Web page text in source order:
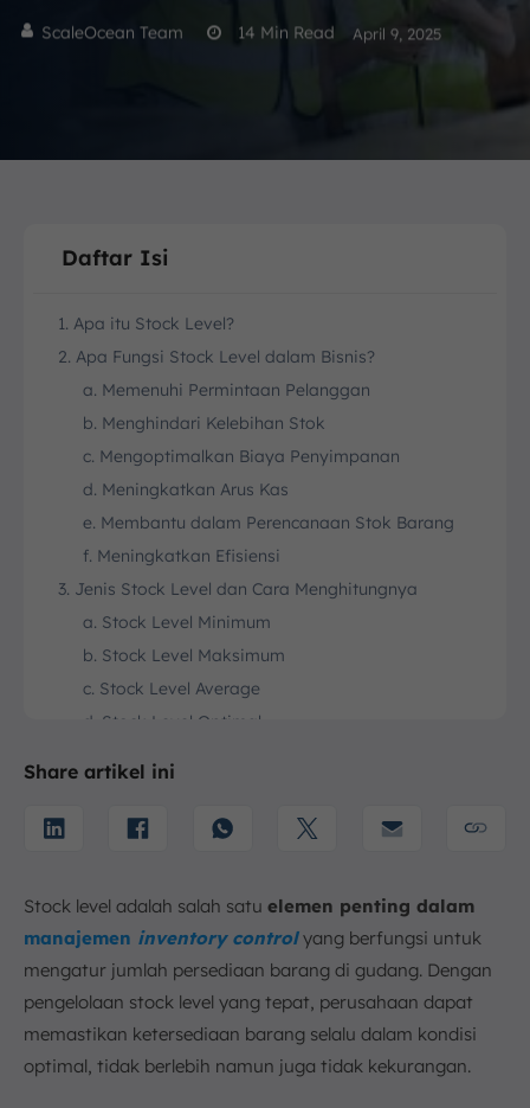
ScaleOcean Team 14 Min Read April 9, 2025
Daftar Isi
1. Apa itu Stock Level?
2. Apa Fungsi Stock Level dalam Bisnis?
a. Memenuhi Permintaan Pelanggan
b. Menghindari Kelebihan Stok
c. Mengoptimalkan Biaya Penyimpanan
d. Meningkatkan Arus Kas
e. Membantu dalam Perencanaan Stok Barang
f. Meningkatkan Efisiensi
3. Jenis Stock Level dan Cara Menghitungnya
a. Stock Level Minimum
b. Stock Level Maksimum
c. Stock Level Average
d. Stock Level Optimal
4. Faktor-Faktor yang Mempengaruhi Stock Level
d. Biaya Penyimpanan
e. Biaya Kehabisan Stok
5. Tantangan dalam Mengelola Stock Level
Share artikel ini
Stock level adalah salah satu elemen penting dalam
manajemen inventory controlyang berfungsi untuk
mengatur jumlah persediaan barang di gudang. Dengan
pengelolaan stock level yang tepat, perusahaan dapat
memastikan ketersediaan barang selalu dalam kondisi
optimal, tidak berlebih namun juga tidak kekurangan.